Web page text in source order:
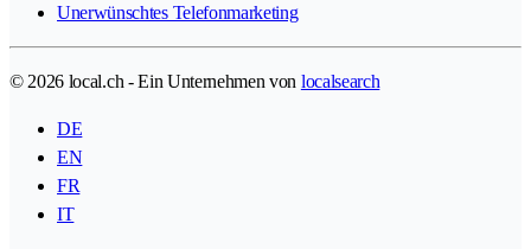
Unerwünschtes Telefonmarketing
© 2026 local.ch - Ein Unternehmen von localsearch
DE
EN
FR
IT